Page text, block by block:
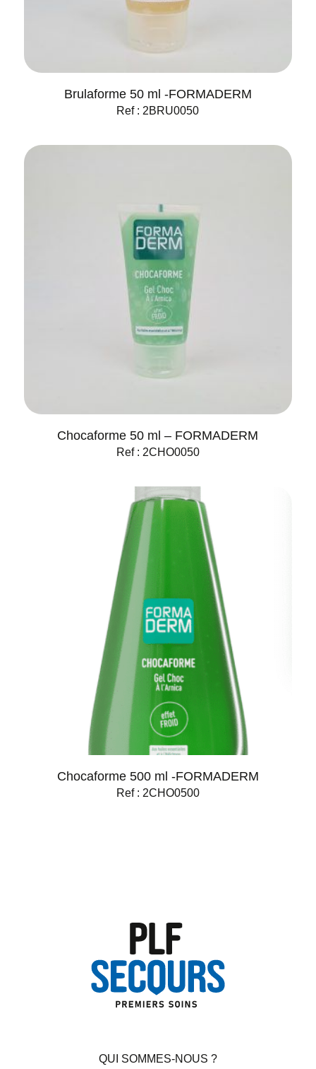
Brulaforme 50 ml -FORMADERM
Ref : 2BRU0050
Chocaforme 50 ml – FORMADERM
Ref : 2CHO0050
Chocaforme 500 ml -FORMADERM
Ref : 2CHO0500
QUI SOMMES-NOUS ?